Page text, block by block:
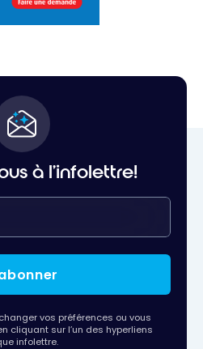
à l'infolettre!
vos préférences ou vous
cliquant sur l’un des hyperliens
infolettre.